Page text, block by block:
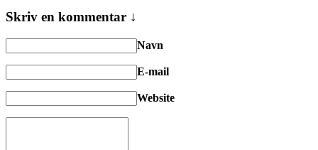
Skriv en kommentar ↓
Navn
E-mail
Website